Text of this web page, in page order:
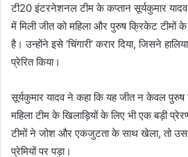
टी20 इंटरनेशनल टीम के कप्तान सूर्यकुमार
में मिली जीत को महिला और पुरुष क्रिकेट टीमों के
है। उन्होंने इसे ‘चिंगारी’ करार दिया, जिसने
प्रेरित किया।
सूर्यकुमार यादव ने कहा कि यह जीत न केवल पुरुष
महिला टीम के खिलाड़ियों के लिए भी एक बड़ी
टीमों ने जोश और एकजुटता के साथ खेला, तो
प्रेमियों पर पड़ा।